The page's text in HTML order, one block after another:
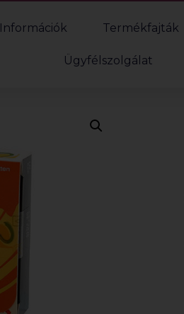
Információk Termékfajták
Ügyfélszolgálat